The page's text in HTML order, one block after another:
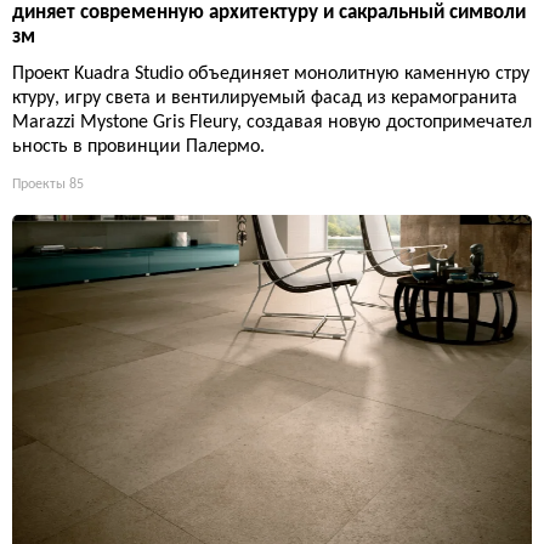
диняет современную архитектуру и сакральный символи
зм
Проект Kuadra Studio объединяет монолитную каменную стру
ктуру, игру света и вентилируемый фасад из керамогранита
Marazzi Mystone Gris Fleury, создавая новую достопримечател
ьность в провинции Палермо.
Проекты 85